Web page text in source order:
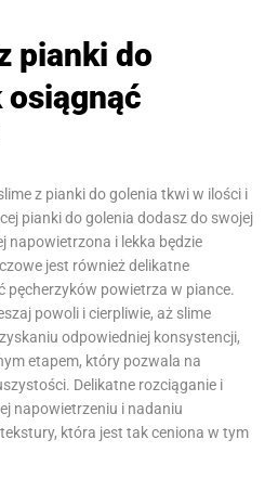
pianki do
z pianki do golenia tkwi w ilości i
pianki do golenia dodasz do swojej
napowietrzona i lekka będzie
jest również delikatne
pęcherzyków powietrza w piance.
powoli i cierpliwie, aż slime
odpowiedniej konsystencji,
etapem, który pozwala na
Delikatne rozciąganie i
napowietrzeniu i nadaniu
która jest tak ceniona w tym